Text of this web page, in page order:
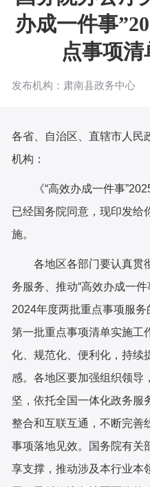
办成一件事
点事项
发布机构：肃南县政务中心
各省、自治区、直辖市人民
机构：
《“高效办成一件事
已经国务院同意，现印发给
施。
各地区各部门要认真贯
务服务、推动“高效办成一
2024年度两批重点事项服
第一批重点事项清单实施工
化、规范化、便利化，持续
感。各地区要加强组织领导
坚，依托全国一体化政务服
整合和互联互通，不断完善
事项落地见效。国务院有关
享支撑，推动涉及本行业本